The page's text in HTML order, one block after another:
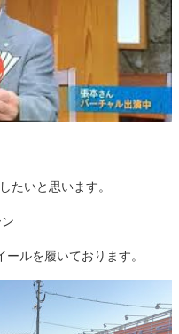
たいと思います。
ルを履いております。